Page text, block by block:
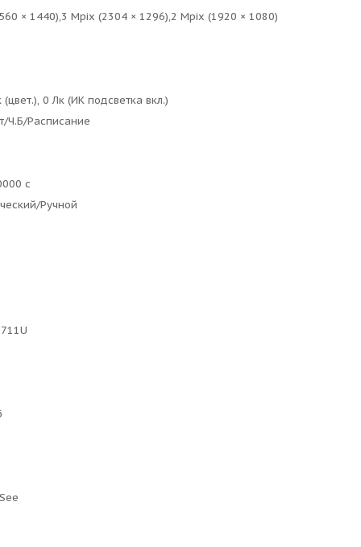
× 1440),3 Mpix (2304 × 1296),2 Mpix (1920 × 1080)
0 Лк (ИК подсветка вкл.)
Ч.Б/Расписание
с
Ручной